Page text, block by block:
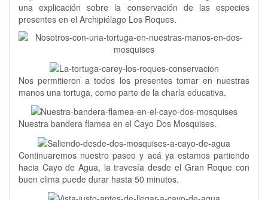
una explicación sobre la conservación de las especies
presentes en el Archipiélago Los Roques.
Nos permitieron a todos los presentes tomar en nuestras
manos una tortuga, como parte de la charla educativa.
Nuestra bandera flamea en el Cayo Dos Mosquises.
Continuaremos nuestro paseo y acá ya estamos partiendo
hacia Cayo de Agua, la travesía desde el Gran Roque con
buen clima puede durar hasta 50 minutos.